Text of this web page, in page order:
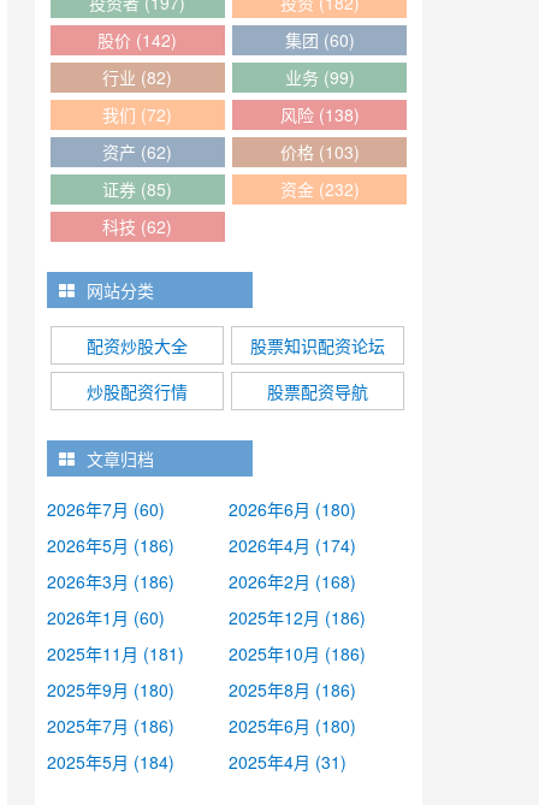
股价 (142) 集团 (60)
行业 (82) 业务 (99)
我们 (72) 风险(138)
资产 (62) 价格(103)
证券 (85) 资金(232)
科技 (62)
网站分类
配资炒股大全
股票知识配资论坛
炒股配资行情
股票配资导航
文章归档
2026年7月 (60)
2026年6月 (180)
2026年5月 (186)
2026年4月 (174)
2026年3月 (186)
2026年2月 (168)
2026年1月 (60)
2025年12月 (186)
2025年11月 (181)
2025年10月 (186)
2025年9月 (180)
2025年8月 (186)
2025年7月 (186)
2025年6月 (180)
2025年5月 (184)
2025年4月 (31)